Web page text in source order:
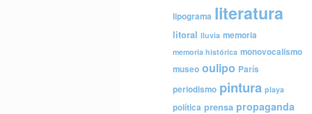
lipograma literatura
litoral lluvia memoria
memoria histórica monovocalismo
museo oulipo París
periodismo pintura playa
política prensa propaganda